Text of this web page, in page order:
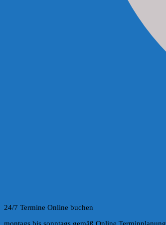
24/7 Termine Online buchen